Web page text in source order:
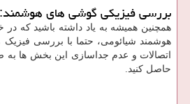
بررسی فیزیکی گوشی های هوشمند:
همچنین همیشه به یاد داشته باشید که
هوشمند شیائومی، حتما با بررسی
اتصالات و عدم جداسازی این بخش ها
حاصل کنید.